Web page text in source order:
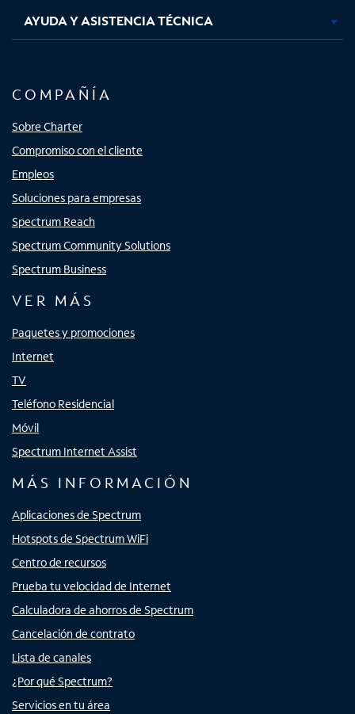
AYUDA Y ASISTENCIA TÉCNICA
COMPAÑÍA
Sobre Charter
Compromiso con el cliente
Empleos
Soluciones para empresas
Spectrum Reach
Spectrum Community Solutions
Spectrum Business
VER MÁS
Paquetes y promociones
Internet
TV
Teléfono Residencial
Móvil
Spectrum Internet Assist
MÁS INFORMACIÓN
Aplicaciones de Spectrum
Hotspots de Spectrum WiFi
Centro de recursos
Prueba tu velocidad de Internet
Calculadora de ahorros de Spectrum
Cancelación de contrato
Lista de canales
¿Por qué Spectrum?
Servicios en tu área